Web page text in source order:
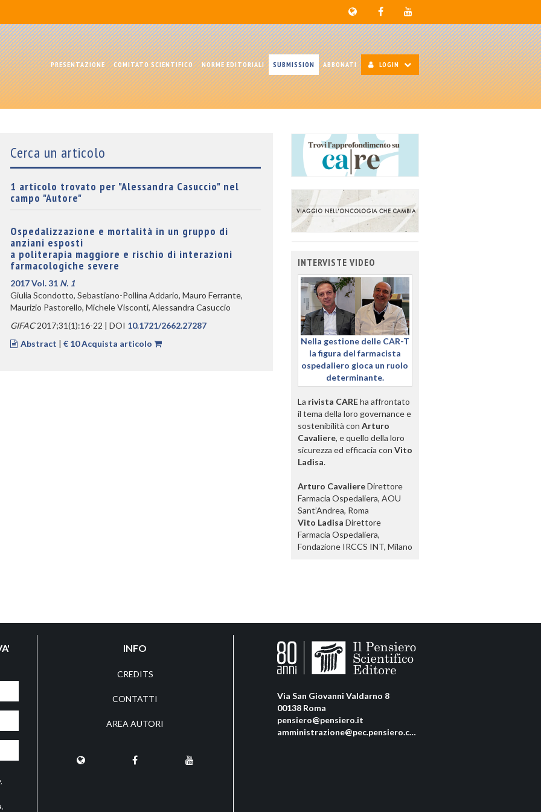
PRESENTAZIONE COMITATO SCIENTIFICO NORME EDITORIALI SUBMISSION ABBONATI LOGIN
Cerca un articolo
1 articolo trovato per "Alessandra Casuccio" nel
campo "Autore"
Ospedalizzazione e mortalità in un gruppo di
anziani esposti
a politerapia maggiore e rischio di interazioni
farmacologiche severe
2017 Vol. 31 N. 1
Giulia Scondotto, Sebastiano-Pollina Addario, Mauro Ferrante,
Maurizio Pastorello, Michele Visconti, Alessandra Casuccio
GIFAC2017;31(1):16-22 | DOI 10.1721/2662.27287
Abstract | € 10 Acquista articolo
INTERVISTE VIDEO
Nella gestione delle CAR-T
la figura del farmacista
ospedaliero gioca un ruolo
determinante.
La rivista CAREha affrontato
il tema della loro governance e
sostenibilità con Arturo
Cavaliere, e quello della loro
sicurezza ed efficacia con Vito
Ladisa.
Arturo CavaliereDirettore
Farmacia Ospedaliera, AOU
Sant’Andrea, Roma
Vito Ladisa Direttore
Farmacia Ospedaliera,
Fondazione IRCCS INT, Milano
,
INFO
CREDITS
CONTATTI
AREA AUTORI
Via San Giovanni Valdarno 8
00138 Roma
pensiero@pensiero.it
amministrazione@pec.pensiero.com